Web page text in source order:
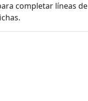
completar líneas de